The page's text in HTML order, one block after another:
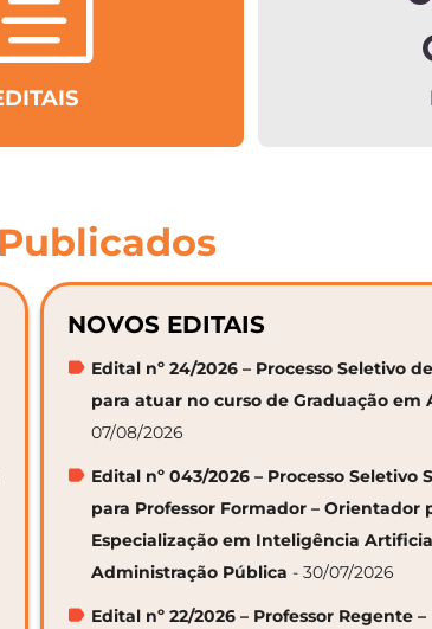
NOVOS EDITAIS
Edital nº 24/2026 – Processo Seletivo
para atuar no curso de Graduação em
07/08/2026
Edital nº 043/2026 – Processo
para Professor Formador – Orientador
Especialização em Inteligência
Administração Pública - 30/07/2026
Edital nº 22/2026 – Professor Regente